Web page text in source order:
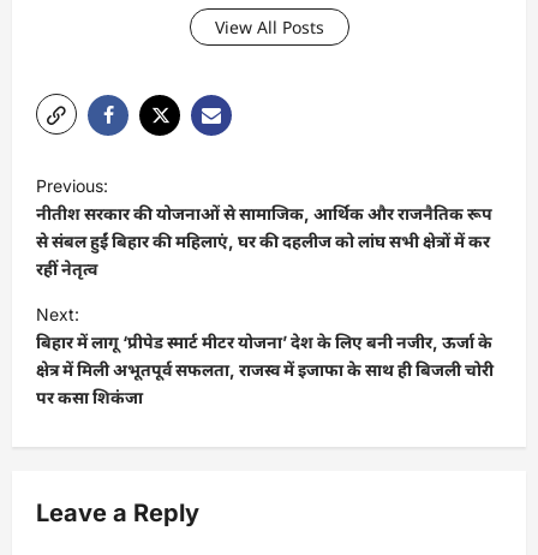
View All Posts
o
s
t
n
a
v
a
Previous:
नीतीश सरकार की योजनाओं से सामाजिक, आर्थिक और राजनैतिक रूप
से संबल हुईं बिहार की महिलाएं, घर की दहलीज को लांघ सभी क्षेत्रों में कर
रहीं नेतृत्व
Next:
बिहार में लागू ‘प्रीपेड स्मार्ट मीटर योजना’ देश के लिए बनी नजीर, ऊर्जा के
क्षेत्र में मिली अभूतपूर्व सफलता, राजस्व में इजाफा के साथ ही बिजली चोरी
पर कसा शिकंजा
Leave a Reply